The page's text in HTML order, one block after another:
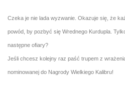
Czeka je nie lada wyzwanie. Okazuje się, że
powód, by pozbyć się Wrednego Kurdupla.
następne ofiary?
Jeśli chcesz kolejny raz paść trupem z
nominowanej do Nagrody Wielkiego Kalibru!